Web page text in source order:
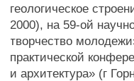
геологическое
2000), на 59-ой
творчество
практической
и архитектура» (г